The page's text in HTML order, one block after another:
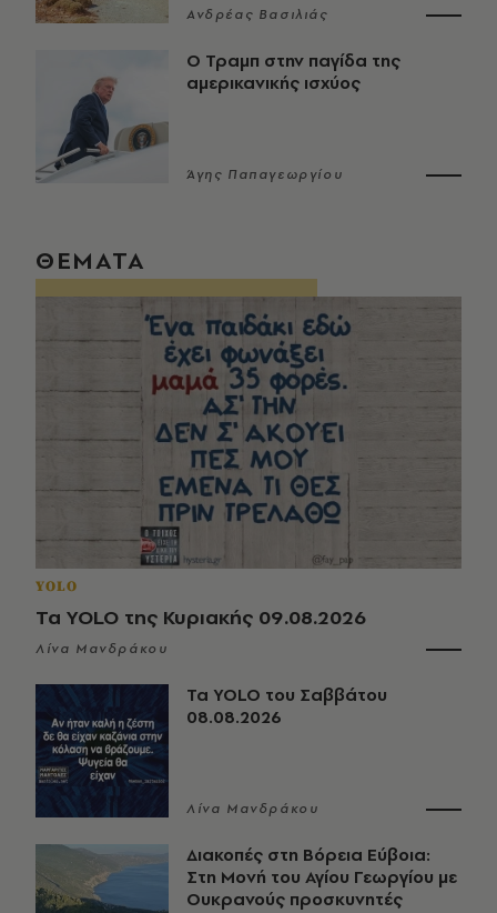
Ανδρέας Βασιλιάς
Ο Τραμπ στην παγίδα της
αμερικανικής ισχύος
Άγης Παπαγεωργίου
ΘΕΜΑΤΑ
YOLO
Τα YOLO της Κυριακής 09.08.2026
Λίνα Μανδράκου
Τα YOLO του Σαββάτου
08.08.2026
Λίνα Μανδράκου
Διακοπές στη Βόρεια Εύβοια:
Στη Μονή του Αγίου Γεωργίου με
Ουκρανούς προσκυνητές